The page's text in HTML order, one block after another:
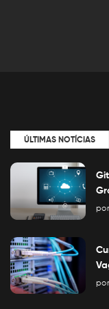
ÚLTIMAS NOTÍCIAS
por
por